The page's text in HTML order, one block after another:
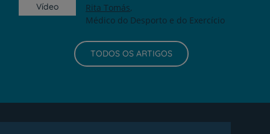
Vídeo
Rita Tomás
Médico do Desporto e do Exercício
TODOS OS ARTIGOS